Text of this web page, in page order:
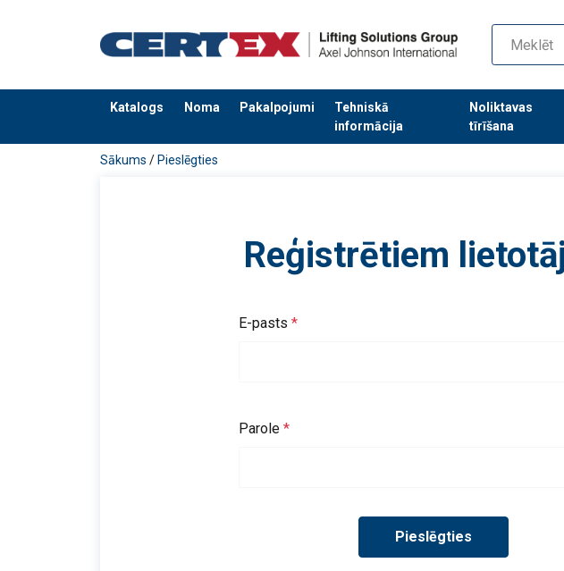
Katalogs Noma Pakalpojumi
Tehniskā
informācija
Noliktavas
tīrīšana
Pievienots jūsu pasūtījumam
Sākums / Pieslēgties
Reģistrētiem
E-pasts
Parole
Pieslēgties